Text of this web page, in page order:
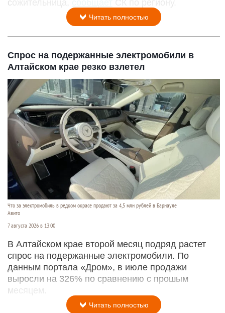
сожительница, СК по региону.
Читать полностью
Спрос на подержанные электромобили в
Алтайском крае резко взлетел
Что за электромобиль в редком окрасе продают за 4,5 млн рублей в Барнауле
Авито
7 августа 2026 в 13:00
В Алтайском крае второй месяц подряд растет
спрос на подержанные электромобили. По
данным портала «Дром», в июле продажи
выросли на 326% по сравнению с прошым
месяцем.
Читать полностью